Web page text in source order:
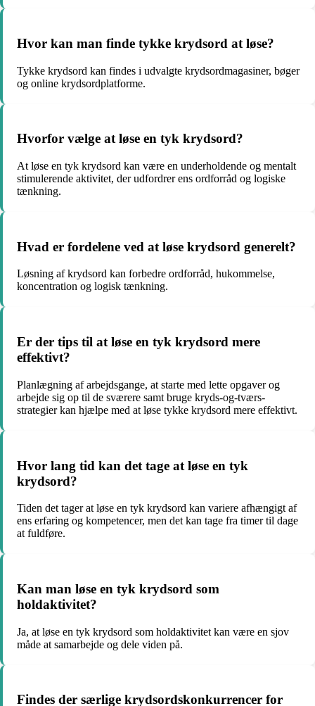
Hvor kan man finde tykke krydsord at løse?
Tykke krydsord kan findes i udvalgte krydsordmagasiner, bøger
og online krydsordplatforme.
Hvorfor vælge at løse en tyk krydsord?
At løse en tyk krydsord kan være en underholdende og mentalt
stimulerende aktivitet, der udfordrer ens ordforråd og logiske
tænkning.
Hvad er fordelene ved at løse krydsord generelt?
Løsning af krydsord kan forbedre ordforråd, hukommelse,
koncentration og logisk tænkning.
Er der tips til at løse en tyk krydsord mere
effektivt?
Planlægning af arbejdsgange, at starte med lette opgaver og
arbejde sig op til de sværere samt bruge kryds-og-tværs-
strategier kan hjælpe med at løse tykke krydsord mere effektivt.
Hvor lang tid kan det tage at løse en tyk
krydsord?
Tiden det tager at løse en tyk krydsord kan variere afhængigt af
ens erfaring og kompetencer, men det kan tage fra timer til dage
at fuldføre.
Kan man løse en tyk krydsord som
holdaktivitet?
Ja, at løse en tyk krydsord som holdaktivitet kan være en sjov
måde at samarbejde og dele viden på.
Findes der særlige krydsordskonkurrencer for